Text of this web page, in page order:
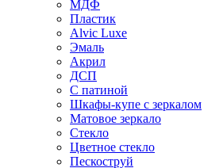
МДФ
Пластик
Alvic Luxe
Эмаль
Акрил
ДСП
С патиной
Шкафы-купе с зеркалом
Матовое зеркало
Стекло
Цветное стекло
Пескоструй